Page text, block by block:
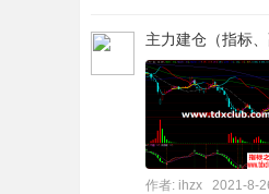
指
标
主力建仓（指标
作者: ihzx 2021-8-